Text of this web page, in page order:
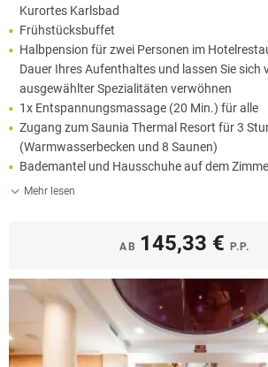
Kurortes Karlsbad
Frühstücksbuffet
Halbpension für zwei Personen im
Dauer Ihres Aufenthaltes und lassen Sie sich
ausgewählter Spezialitäten verwöhnen
1x Entspannungsmassage (20 Min.) für alle
Zugang zum Saunia Thermal Resort für 3
(Warmwasserbecken und 8 Saunen)
Bademantel und Hausschuhe auf dem
Mehr lesen
AB 145,33 € P.P.